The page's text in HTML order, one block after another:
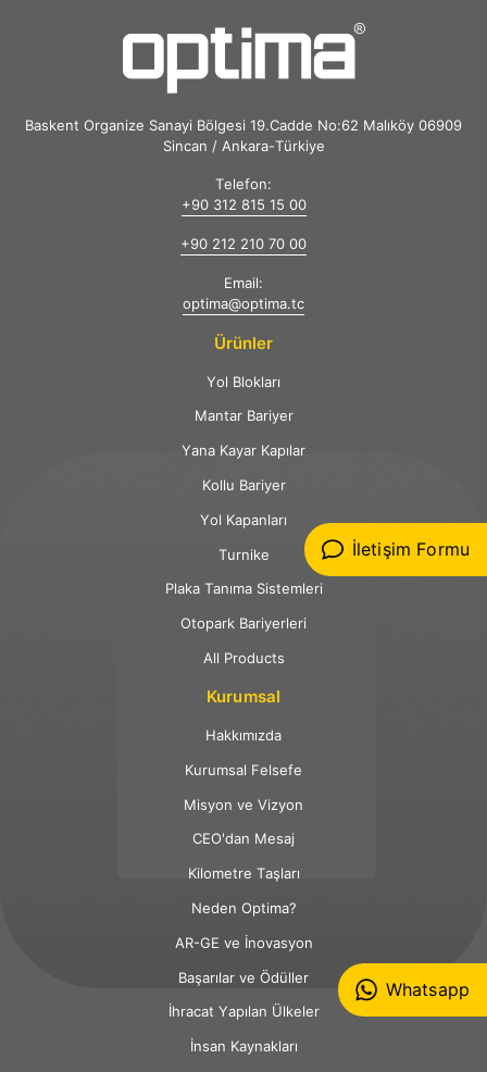
Whatsapp
İletişim Formu
Baskent Organize Sanayi Bölgesi 19.Cadde No:62 Malıköy 06909
Sincan / Ankara-Türkiye
Telefon:
+90 312 815 15 00
+90 212 210 70 00
Email:
optima@optima.tc
Ürünler
Yol Blokları
Mantar Bariyer
Yana Kayar Kapılar
Kollu Bariyer
Yol Kapanları
Turnike
Plaka Tanıma Sistemleri
Otopark Bariyerleri
All Products
Kurumsal
Hakkımızda
Kurumsal Felsefe
Misyon ve Vizyon
CEO'dan Mesaj
Kilometre Taşları
Neden Optima?
AR-GE ve İnovasyon
Başarılar ve Ödüller
İhracat Yapılan Ülkeler
İnsan Kaynakları